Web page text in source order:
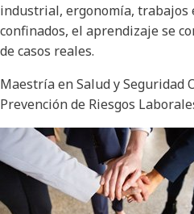
industrial, ergonomía, trabajos
confinados, el aprendizaje se
de casos reales.
Maestría en Salud y Seguridad
Prevención de Riesgos